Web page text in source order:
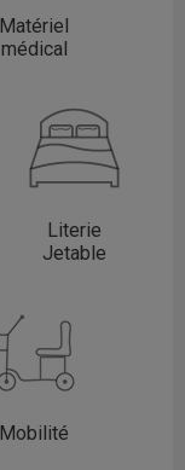
Matériel
médical
Literie
Jetable
Mobilité